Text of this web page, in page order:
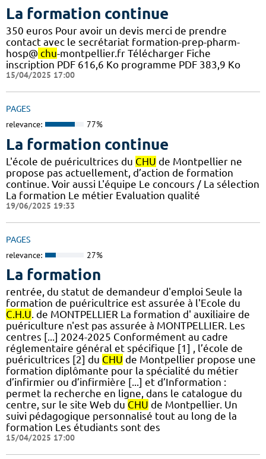
La formation continue
350 euros Pour avoir un devis merci de prendre
contact avec le secrétariat formation-prep-pharm-
hosp@ chu-montpellier.fr Télécharger Fiche
inscription PDF 616,6 Ko programme PDF 383,9 Ko
15/04/2025 17:00
PAGES
relevance: 77%
La formation continue
L'école de puéricultrices du CHU de Montpellier ne
propose pas actuellement, d’action de formation
continue. Voir aussi L'équipe Le concours / La sélection
La formation Le métier Evaluation qualité
19/06/2025 19:33
PAGES
relevance: 27%
La formation
rentrée, du statut de demandeur d'emploi Seule la
formation de puéricultrice est assurée à l'Ecole du
C.H.U. de MONTPELLIER La formation d' auxiliaire de
puériculture n'est pas assurée à MONTPELLIER. Les
centres [...] 2024-2025 Conformément au cadre
réglementaire général et spécifique [1] , l’école de
puéricultrices [2] du CHU de Montpellier propose une
formation diplômante pour la spécialité du métier
d’infirmier ou d’infirmière [...] et d’Information :
permet la recherche en ligne, dans le catalogue du
centre, sur le site Web du CHU de Montpellier. Un
suivi pédagogique personnalisé tout au long de la
formation Les étudiants sont des
15/04/2025 17:00